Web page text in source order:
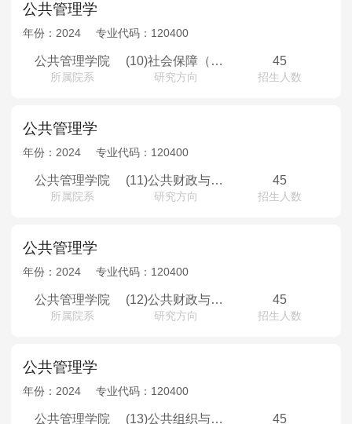
公共管理学
年份： 2024 专业代码： 120400
公共管理学院
所属院系
(10)社会保障（少数民族骨干计划）
研究方向
45
招生人数
公共管理学
年份： 2024 专业代码： 120400
公共管理学院
所属院系
(11)公共财政与公共政策
研究方向
45
招生人数
公共管理学
年份： 2024 专业代码： 120400
公共管理学院
所属院系
(12)公共财政与公共政策（少数民族骨干计划）
研究方向
45
招生人数
公共管理学
年份： 2024 专业代码： 120400
公共管理学院 (13)公共组织与人力资源 45